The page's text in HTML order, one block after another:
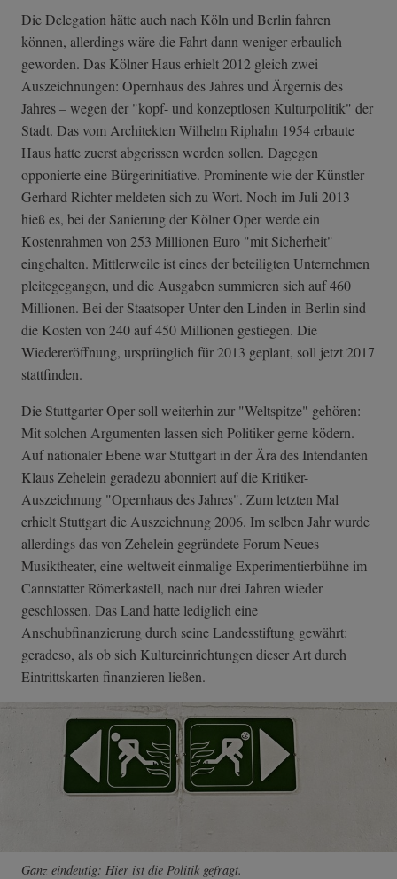
Die Delegation hätte auch nach Köln und Berlin fahren
können, allerdings wäre die Fahrt dann weniger erbaulich
geworden. Das Kölner Haus erhielt 2012 gleich zwei
Auszeichnungen: Opernhaus des Jahres und Ärgernis des
Jahres–wegen der "kopf- und konzeptlosen Kulturpolitik" der
Stadt. Das vom Architekten Wilhelm Riphahn 1954 erbaute
Haus hatte zuerst abgerissen werden sollen. Dagegen
opponierte eine Bürgerinitiative. Prominente wie der Künstler
Gerhard Richter meldeten sich zu Wort. Noch im Juli 2013
hieß es, bei der Sanierung der Kölner Oper werde ein
Kostenrahmen von 253 Millionen Euro "mit Sicherheit"
eingehalten. Mittlerweile ist eines der beteiligten Unternehmen
pleitegegangen, und die Ausgaben summieren sich auf 460
Millionen. Bei der Staatsoper Unter den Linden in Berlin sind
die Kosten von 240 auf 450 Millionen gestiegen. Die
Wiedereröffnung, ursprünglich für 2013 geplant, soll jetzt 2017
stattfinden.
Die Stuttgarter Oper soll weiterhin zur "Weltspitze" gehören:
Mit solchen Argumenten lassen sich Politiker gerne ködern.
Auf nationaler Ebene war Stuttgart in der Ära des Intendanten
Klaus Zehelein geradezu abonniert auf die Kritiker-
Auszeichnung "Opernhaus des Jahres". Zum letzten Mal
erhielt Stuttgart die Auszeichnung 2006. Im selben Jahr wurde
allerdings das von Zehelein gegründete Forum Neues
Musiktheater, eine weltweit einmalige Experimentierbühne im
Cannstatter Römerkastell, nach nur drei Jahren wieder
geschlossen. Das Land hatte lediglich eine
Anschubfinanzierung durch seine Landesstiftung gewährt:
geradeso, als ob sich Kultureinrichtungen dieser Art durch
Eintrittskarten finanzieren ließen.
Ganz eindeutig: Hier ist die Politik gefragt.